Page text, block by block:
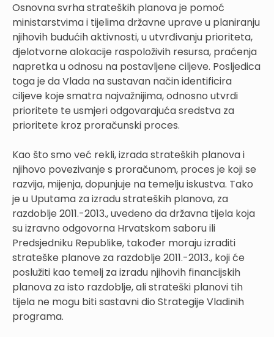
Osnovna svrha strateških planova je pomoć
ministarstvima i tijelima državne uprave u planiranju
njihovih budućih aktivnosti, u utvrđivanju prioriteta,
djelotvorne alokacije raspoloživih resursa, praćenja
napretka u odnosu na postavljene ciljeve. Posljedica
toga je da Vlada na sustavan način identificira
ciljeve koje smatra najvažnijima, odnosno utvrdi
prioritete te usmjeri odgovarajuća sredstva za
prioritete kroz proračunski proces.
Kao što smo već rekli, izrada strateških planova i
njihovo povezivanje s proračunom, proces je koji se
razvija, mijenja, dopunjuje na temelju iskustva. Tako
je u Uputama za izradu strateških planova, za
razdoblje 2011.-2013., uvedeno da državna tijela koja
su izravno odgovorna Hrvatskom saboru ili
Predsjedniku Republike, također moraju izraditi
strateške planove za razdoblje 2011.-2013., koji će
poslužiti kao temelj za izradu njihovih financijskih
planova za isto razdoblje, ali strateški planovi tih
tijela ne mogu biti sastavni dio Strategije Vladinih
programa.